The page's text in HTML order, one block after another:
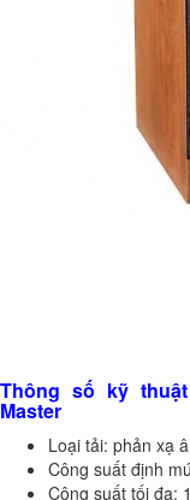
Thông số kỹ
Master
Loại tải: phản xạ
Công suất định
Công suất tối đa: